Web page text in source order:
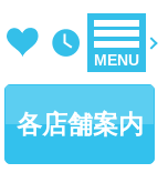
MENU
各店舗案内